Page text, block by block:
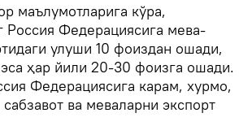
маълумотларига кўра,
Россия Федерациясига мева-
улуши 10 фоиздан ошади,
ҳар йили 20-30 фоизга ошади.
Федерациясига карам, хурмо,
ва меваларни экспорт